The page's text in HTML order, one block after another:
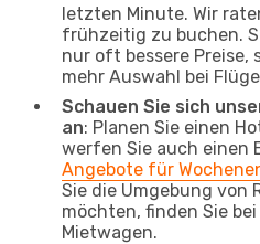
letzten Minute. Wir
frühzeitig zu buchen.
nur oft bessere Preise,
mehr Auswahl bei
Schauen Sie sich
an: Planen Sie einen
werfen Sie auch einen
Angebote für
Sie die Umgebung von
möchten, finden Sie
Mietwagen.